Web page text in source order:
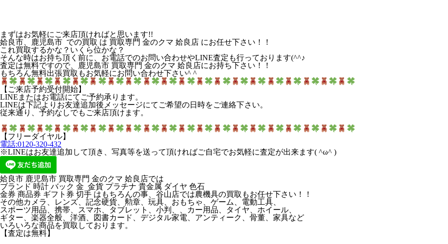
まずはお気軽にご来店頂ければと思います!!
姶良市、鹿児島市 での買取 は 買取専門 金のクマ 姶良店 にお任せ下さい！！
これ買取するかな？いくら位かな？
そんな時はお持ち頂く前に、お電話でのお問い合わせやLINE査定も行っております(^^♪
査定は無料ですので、鹿児島市 買取専門 金のクマ 姶良店にお持ち下さい！！
もちろん無料出張買取もお気軽にお問い合わせ下さい^ ^
【ご来店予約受付開始】
LINEまたはお電話にてご予約承ります。
LINEは下記よりお友達追加後メッセージにてご希望の日時をご連絡下さい。
従来通り、予約なしでもご来店頂けます。
【フリーダイヤル】
電話:0120-320-432
※LINEはお友達追加して頂き、写真等を送って頂ければご自宅でお気軽に査定が出来ます( ^ω^ )
姶良市 鹿児島市 買取専門 金のクマ 姶良店では
ブランド 時計 バック 金 金貨 プラチナ 貴金属 ダイヤ 色石
金券 商品券 ギフト券 切手 はもちろんの事、谷山店では農機具の買取もお任せ下さい！！
その他カメラ、レンズ、記念硬貨、勲章、玩具、おもちゃ、ゲーム、電動工具、
スポーツ用品、携帯、スマホ、タブレット、小判、、カー用品、タイヤ、ホイール、
ギター、楽器全般、洋酒、図書カード、デジタル家電、アンティーク、骨董、家具など
いろいろな商品を買取しております。
【査定は無料】